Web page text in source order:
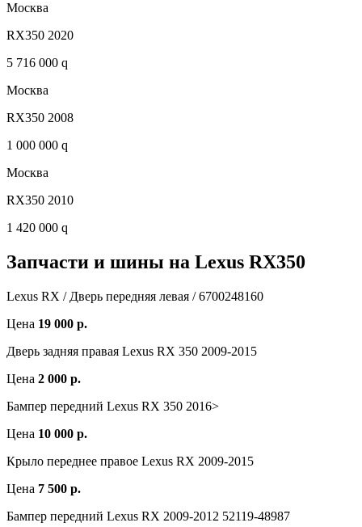
Москва
RX350 2020
5 716 000 q
Москва
RX350 2008
1 000 000 q
Москва
RX350 2010
1 420 000 q
Запчасти и шины на Lexus RX350
Lexus RX / Дверь передняя левая / 6700248160
Цена 19 000 р.
Дверь задняя правая Lexus RX 350 2009-2015
Цена 2 000 р.
Бампер передний Lexus RX 350 2016>
Цена 10 000 р.
Крыло переднее правое Lexus RX 2009-2015
Цена 7 500 р.
Бампер передний Lexus RX 2009-2012 52119-48987